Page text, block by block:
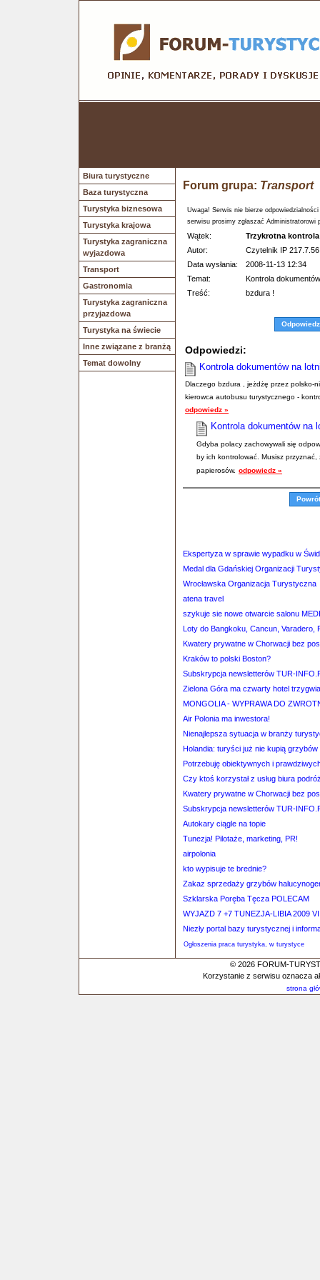
Biura turystyczne
Baza turystyczna
Turystyka biznesowa
Turystyka krajowa
Turystyka zagraniczna
wyjazdowa
Transport
Gastronomia
Turystyka zagraniczna
przyjazdowa
Turystyka na świecie
Inne związane z branżą
Temat dowolny
Forum grupa: Transport
Uwaga! Serwis nie bierze
serwisu prosimy zgłaszać Administratorowi
Wątek:
Trzykrotna
Autor:
Czytelnik IP
Data wysłania:
2008-11-13 12:34
Temat:
Kontrola
Treść:
bzdura !
Odpowiedz
Odpowiedzi:
Kontrola dokumentów na
Dlaczego bzdura , jeżdżę przez polsko-
kierowca autobusu turystycznego -
odpowiedz »
Kontrola dokumentów na
Gdyba polacy zachowywali się
by ich kontrolować. Musisz
papierosów. odpowiedz »
Ekspertyza w sprawie wypadku w
Medal dla Gdańskiej Organizacji
Wrocławska Organizacja Turystyczna
atena travel
szykuje sie nowe otwarcie salonu
Loty do Bangkoku, Cancun, Varadero,
Kwatery prywatne w Chorwacji bez
Kraków to polski Boston?
Subskrypcja newsletterów TUR-
Zielona Góra ma czwarty hotel
MONGOLIA - WYPRAWA DO
Air Polonia ma inwestora!
Nienajlepsza sytuacja w branży
Holandia: turyści już nie kupią
Potrzebuję obiektywnych i
Czy ktoś korzystał z usług biura
Kwatery prywatne w Chorwacji bez
Subskrypcja newsletterów TUR-
Autokary ciągle na topie
Tunezja! Pilotaże, marketing, PR!
airpolonia
kto wypisuje te brednie?
Zakaz sprzedaży grzybów
Szklarska Poręba Tęcza POLECAM
WYJAZD 7 +7 TUNEZJA-LIBIA 2009
Niezły portal bazy turystycznej i
Ogłoszenia praca turystyka, w turystyce
© 2026 FORUM-
Korzystanie z serwisu oznacza
strona